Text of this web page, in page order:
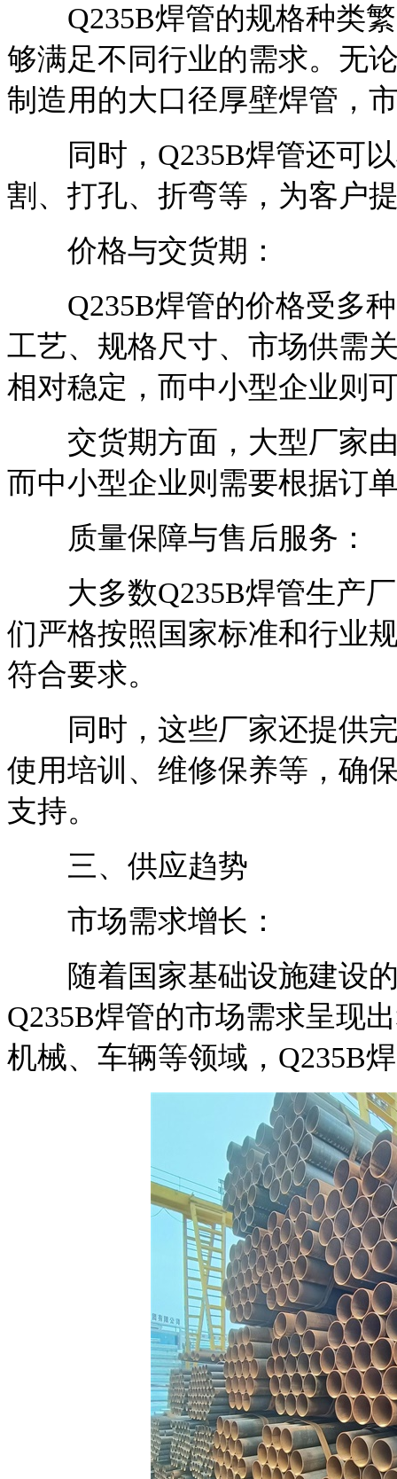
Q235B焊管的规格种类繁
够满足不同行业的需求。无
制造用的大口径厚壁焊管，
同时，Q235B焊管还可以
割、打孔、折弯等，为客户
价格与交货期：
Q235B焊管的价格受多种
工艺、规格尺寸、市场供需
相对稳定，而中小型企业则
交货期方面，大型厂家由
而中小型企业则需要根据订
质量保障与售后服务：
大多数Q235B焊管生产厂
们严格按照国家标准和行业
符合要求。
同时，这些厂家还提供完
使用培训、维修保养等，确
支持。
三、供应趋势
市场需求增长：
随着国家基础设施建设的
Q235B焊管的市场需求呈现
机械、车辆等领域，Q235B